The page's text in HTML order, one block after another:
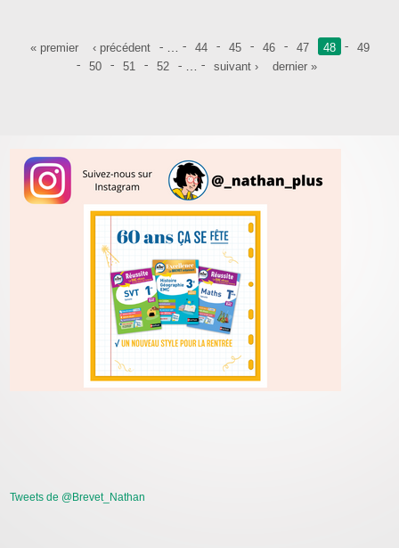
Pages
« premier ‹ précédent 44 45 46 47 48
49
50
51 52 suivant › dernier »
Tweets de @Brevet_Nathan